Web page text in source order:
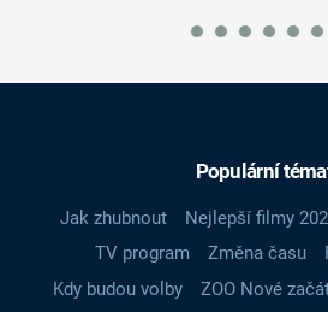
Populární
Jak zhubnout Nejlepší filmy
TV program
Změna času
Kdy budou volby
ZOO Nové